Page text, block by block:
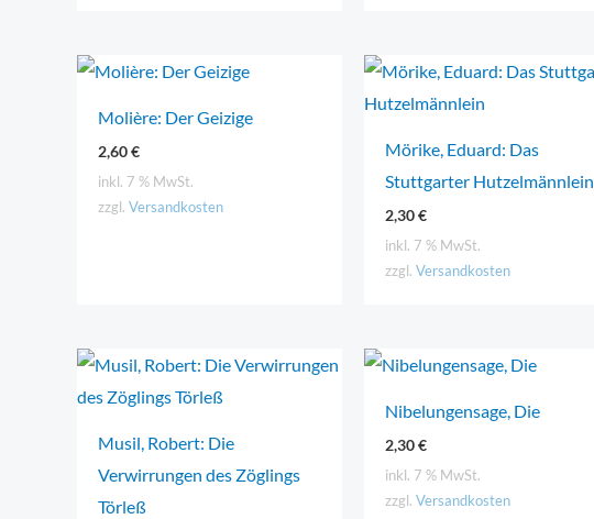
Molière: Der Geizige
2,60€
inkl. 7 % MwSt.
zzgl. Versandkosten
Mörike, Eduard: Das
Stuttgarter Hutzelmännlein
2,30€
inkl. 7 % MwSt.
zzgl. Versandkosten
Musil, Robert: Die
Verwirrungen des Zöglings
Törleß
Nibelungensage, Die
2,30€
inkl. 7 % MwSt.
zzgl. Versandkosten